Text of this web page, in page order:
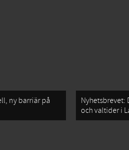
ny barriär på
Nyhetsbrevet:
och valtider i